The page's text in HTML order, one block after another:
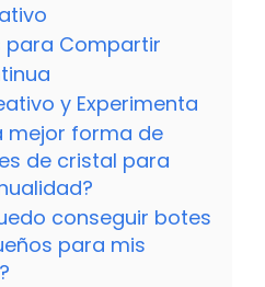
para Compartir
y Experimenta
mejor forma de
de cristal para
conseguir botes
para mis